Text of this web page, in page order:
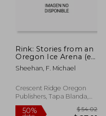
Rink: Stories from an
Oregon Ice Arena (en
Inglés)
Sheehan, F. Michael
Crescent Ridge Oregon
Publishers, Tapa Blanda,
Nuevo